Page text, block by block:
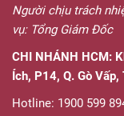
Người chịu trách
vụ: Tổng Giám Đốc
CHI NHÁNH HCM:
Ích, P14, Q. Gò Vấp,
Hotline: 1900 599